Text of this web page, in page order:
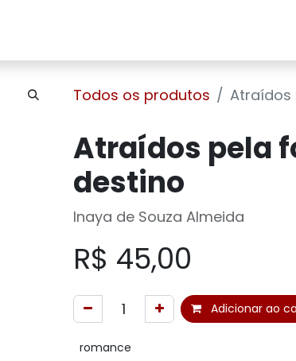
Todos os produtos Atraídos
Atraídos pela
destino
Inaya de Souza Almeida
R$ 45,00
Adicionar ao
romance